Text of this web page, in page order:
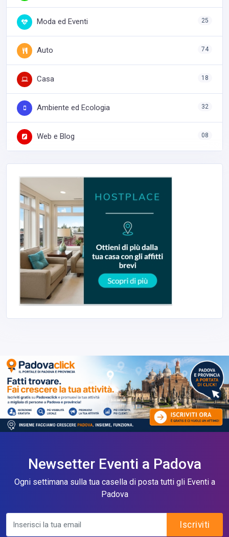
Moda ed Eventi 25
Auto 74
Casa 18
Ambiente ed Ecologia 32
Web e Blog 08
Newsetter Eventi a Padova
Ogni settimana sulla tua casella di posta tutti gli Eventi a
Padova
Iscriviti